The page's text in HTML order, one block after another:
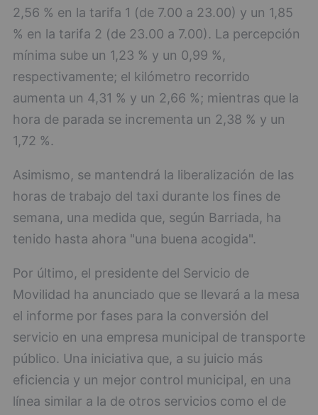
2,56 % en la tarifa 1 (de 7.00 a 23.00) y un 1,85
% en la tarifa 2 (de 23.00 a 7.00). La percepción
mínima sube un 1,23 % y un 0,99 %,
respectivamente; el kilómetro recorrido
aumenta un 4,31 % y un 2,66 %; mientras que la
hora de parada se incrementa un 2,38 % y un
1,72 %.
Asimismo, se mantendrá la liberalización de las
horas de trabajo del taxi durante los fines de
semana, una medida que, según Barriada, ha
tenido hasta ahora "una buena acogida".
Por último, el presidente del Servicio de
Movilidad ha anunciado que se llevará a la mesa
el informe por fases para la conversión del
servicio en una empresa municipal de transporte
público. Una iniciativa que, a su juicio más
eficiencia y un mejor control municipal, en una
línea similar a la de otros servicios como el de